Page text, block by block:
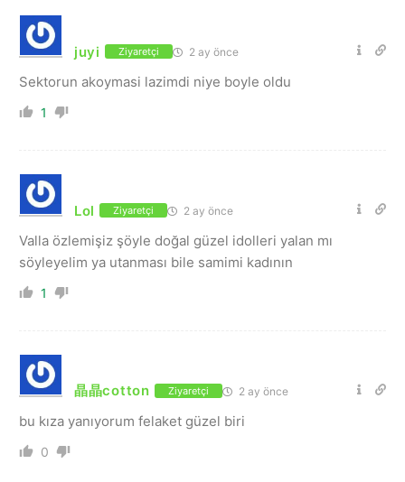
juyi Ziyaretçi 2 ay önce
Sektorun akoymasi lazimdi niye boyle oldu
1
Lol Ziyaretçi 2 ay önce
Valla özlemişiz şöyle doğal güzel idolleri yalan mı
söyleyelim ya utanması bile samimi kadının
1
晶晶cotton Ziyaretçi 2 ay önce
bu kıza yanıyorum felaket güzel biri
0